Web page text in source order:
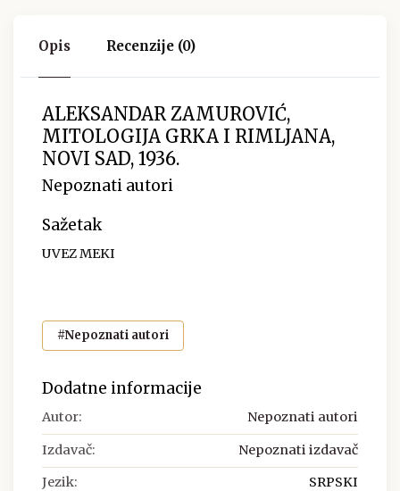
Opis Recenzije (0)
ALEKSANDAR ZAMUROVIĆ,
MITOLOGIJA GRKA I RIMLJANA,
NOVI SAD, 1936.
Nepoznati autori
Sažetak
UVEZ MEKI
#Nepoznati autori
Dodatne informacije
Autor: Nepoznati autori
Izdavač: Nepoznati izdavač
Jezik: SRPSKI